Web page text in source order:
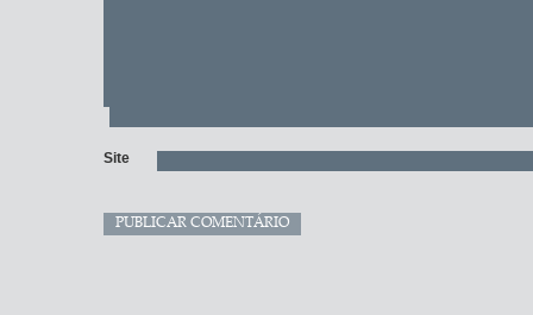
Site